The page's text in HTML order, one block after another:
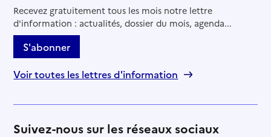
Recevez gratuitement tous les mois notre lettre
d'information : actualités, dossier du mois, agenda...
S'abonner
Voir toutes les lettres d'information
Suivez-nous sur les réseaux sociaux